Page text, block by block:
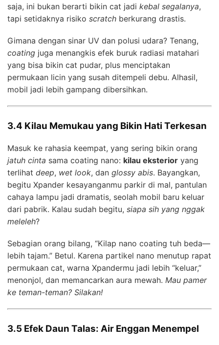
saja, ini bukan berarti bikin cat jadi kebal segalanya,
tapi setidaknya risiko scratch berkurang drastis.
Gimana dengan sinar UV dan polusi udara? Tenang,
coating juga menangkis efek buruk radiasi matahari
yang bisa bikin cat pudar, plus menciptakan
permukaan licin yang susah ditempeli debu. Alhasil,
mobil jadi lebih gampang dibersihkan.
3.4 Kilau Memukau yang Bikin Hati Terkesan
Masuk ke rahasia keempat, yang sering bikin orang
jatuh cinta sama coating nano: kilau eksterior yang
terlihat deep, wet look, dan glossy abis. Bayangkan,
begitu Xpander kesayanganmu parkir di mal, pantulan
cahaya lampu jadi dramatis, seolah mobil baru keluar
dari pabrik. Kalau sudah begitu, siapa sih yang nggak
meleleh?
Sebagian orang bilang, “Kilap nano coating tuh beda—
lebih tajam.” Betul. Karena partikel nano menutup rapat
permukaan cat, warna Xpandermu jadi lebih “keluar,”
menonjol, dan memancarkan aura mewah. Mau pamer
ke teman-teman? Silakan!
3.5 Efek Daun Talas: Air Enggan Menempel